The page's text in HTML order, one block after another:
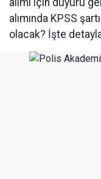
alımı için duyuru
alımında KPSS
olacak? İşte